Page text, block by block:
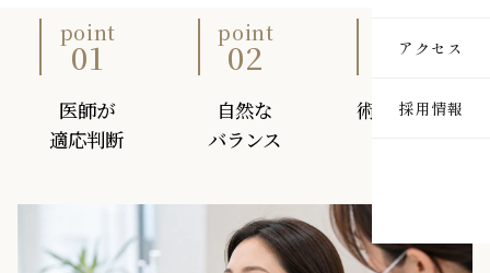
イオン導
レーザー
セルサー
アクセス
採用情報
point
01
医師が
適応判断
point
02
自然な
バランス
03
術後管理も